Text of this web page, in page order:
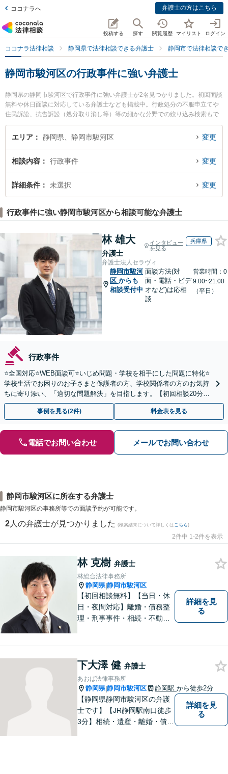
ココナラへ 弁護士の方はこちら
投稿する 探す 閲覧履歴 マイリスト ログイン
ココナラ法律相談 静岡県で法律相談できる弁護士 静岡市で法律相談で
静岡市駿河区の行政事件に強い弁護士
静岡県の静岡市駿河区で行政事件に強い弁護士が2名見つかりました。初回面談
無料や休日面談に対応している弁護士なども掲載中。行政処分の不服申立てや
住民訴訟、抗告訴訟（処分取り消し等）等の細かな分野での絞り込み検索もで
き便利です。特に林総合法律事務所の林 克樹弁護士やあおば法律事務所の下大
澤 健弁護士のプロフィール情報や弁護士費用、強みなどが注目されています。
たい』『初回相談無料で行政事件を法律相談できる静岡市駿河区内の弁護士に
相談予約したい』などでお困りの相談者さんにおすすめです。
エリア 静岡県、静岡市駿河区 変更
相談内容 行政事件 変更
詳細条件 未選択 変更
行政事件に強い静岡市駿河区から相談可能な弁護士
林 雄大
弁護士
インタビュー
を見る
兵庫県
弁護士法人セラヴィ
静岡市駿河
区 からも
相談受付中
面談方法(対
面・電話・ビデ
オなど)は応相
談
営業時間：0
9:00~21:00
（平日）
行政事件
⭐️全国対応⭐️WEB面談可⭐️いじめ問題・学校を相手にした問題に特化⭐️
学校生活でお困りのお子さまと保護者の方、学校関係者の方のお気持
ちに寄り添い、「適切な問題解決」を目指します。【初回相談20分無
料】
事例を見る(2件) 料金表を見る
電話でお問い合わせ メールでお問い合わせ
静岡市駿河区に所在する弁護士
静岡市駿河区の事務所等での面談予約が可能です。
2 人の弁護士が見つかりました (検索結果について詳しくは こちら)
2件中 1-2件を表示
林 克樹 弁護士
林総合法律事務所
静岡県|静岡市駿河区
【初回相談無料】【当日・休
日・夜間対応】離婚・債務整
理・刑事事件・相続・不動産
す。法人・個人事業主の事業
再建・債務整理の問題解決に
自信があります。
詳細を見
る
下大澤 健 弁護士
あおば法律事務所
静岡県|静岡市駿河区 静岡駅 から徒歩2分
【静岡県静岡市駿河区の弁護
士です】【JR静岡駅南口徒歩
3分】相続・遺産・離婚・債務
詳細を見
る